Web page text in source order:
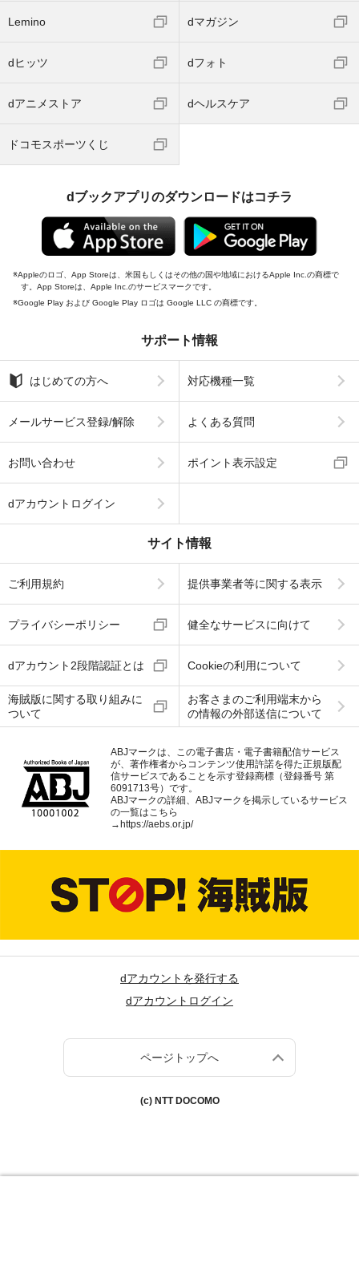
Lemino dマガジン
dヒッツ dフォト
dアニメストア dヘルスケア
ドコモスポーツくじ
dブックアプリのダウンロードはコチラ
Appleのロゴ、App Storeは、米国もしくはその他の国や地域におけるApple Inc.の商標で
す。App Storeは、Apple Inc.のサービスマークです。
Google Play および Google Play ロゴは Google LLC の商標です。
サポート情報
はじめての方へ 対応機種一覧
メールサービス登録/解除 よくある質問
お問い合わせ ポイント表示設定
dアカウントログイン
サイト情報
ご利用規約 提供事業者等に関する表示
プライバシーポリシー 健全なサービスに向けて
dアカウント2段階認証とは Cookieの利用について
海賊版に関する取り組みに
ついて
お客さまのご利用端末から
の情報の外部送信について
ABJマークは、この電子書店・電子書籍配信サービス
が、著作権者からコンテンツ使用許諾を得た正規版配
信サービスであることを示す登録商標（登録番号 第
6091713号）です。
ABJマークの詳細、ABJマークを掲示しているサービス
の一覧はこちら
→ https://aebs.or.jp/
dアカウントを発行する
dアカウントログイン
ページトップへ
(c) NTT DOCOMO